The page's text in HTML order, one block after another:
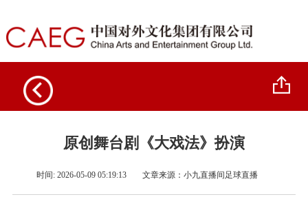
原创舞台剧《大戏法》扮演
时间: 2026-05-09 05:19:13 文章来源： 小九直播间足球直播